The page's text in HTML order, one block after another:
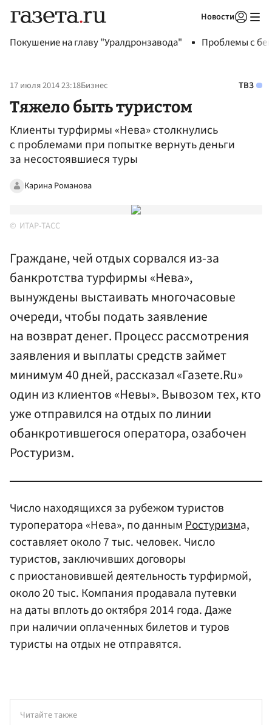
Новости
Покушение на главу "Уралдронзавода" Проблемы с
17 июля 2014 23:18Бизнес ТВЗ
Тяжело быть туристом
Клиенты турфирмы «Нева» столкнулись
с проблемами при попытке вернуть деньги
за несостоявшиеся туры
Карина Романова
ИТАР-ТАСС
Граждане, чей отдых сорвался из-за
банкротства турфирмы «Нева»,
вынуждены выстаивать многочасовые
очереди, чтобы подать заявление
на возврат денег. Процесс рассмотрения
заявления и выплаты средств займет
минимум 40 дней, рассказал «Газете.Ru»
один из клиентов «Невы». Вывозом тех, кто
уже отправился на отдых по линии
обанкротившегося оператора, озабочен
Ростуризм.
Число находящихся за рубежом туристов
туроператора «Нева», по даннымРостуризма,
составляет около 7 тыс. человек. Число
туристов, заключивших договоры
с приостановившей деятельность турфирмой,
около 20 тыс. Компания продавала путевки
на даты вплоть до октября 2014 года. Даже
при наличии оплаченных билетов и туров
туристы на отдых не отправятся.
Читайте также